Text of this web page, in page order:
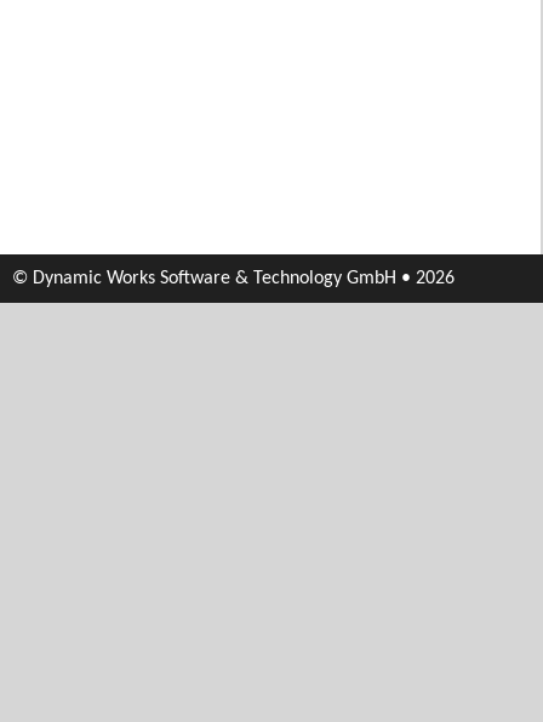
© Dynamic Works Software & Technology GmbH • 2026